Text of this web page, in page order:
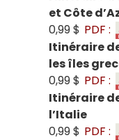
et Côte
0,99 $ PDF :
Itinéraire
les îles
0,99 $ PDF :
Itinéraire
l’Italie
0,99 $ PDF :